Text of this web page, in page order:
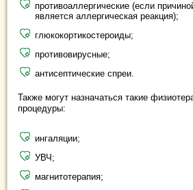
противоаллергические (если
является аллергическая реакция);
глюкокортикостероиды;
противовирусные;
антисептические спреи.
Также могут назначаться такие
процедуры:
ингаляции;
УВЧ;
магнитотерапия;